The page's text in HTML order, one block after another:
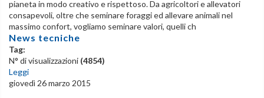
pianeta in modo creativo e rispettoso. Da agricoltori e allevatori
consapevoli, oltre che seminare foraggi ed allevare animali nel
massimo confort, vogliamo seminare valori, quelli ch
News tecniche
Tag:
N° di visualizzazioni (4854)
Leggi
giovedì 26 marzo 2015